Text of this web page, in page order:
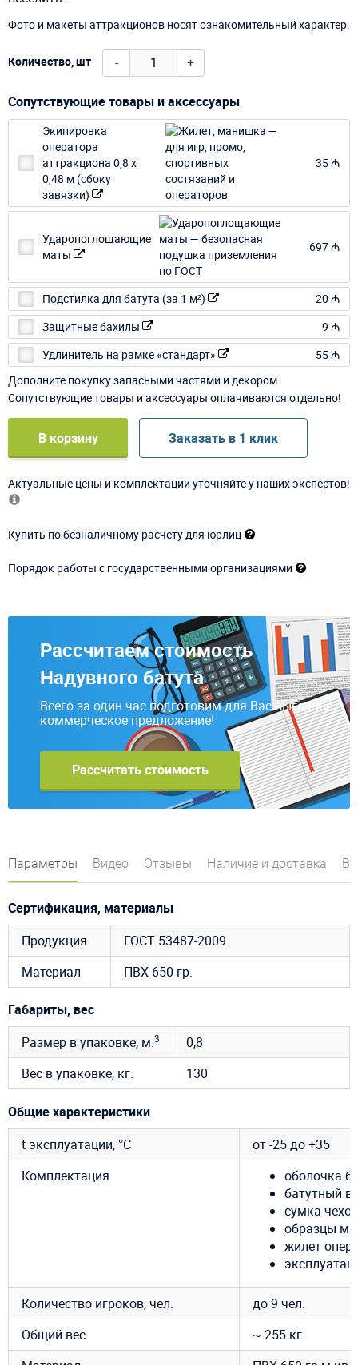
Фото и макеты аттракционов носят ознакомительный характер.
Количество, шт - +
Сопутствующие товары и аксессуары
Экипировка
оператора
аттракциона 0,8 х
0,48 м (сбоку
завязки)
35 ₼
Ударопоглощающие
маты
697 ₼
Подстилка для батута (за 1 м²)
20 ₼
Защитные бахилы
9 ₼
Удлинитель на рамке «стандарт»
55 ₼
Дополните покупку запасными частями и декором.
Сопутствующие товары и аксессуары оплачиваются отдельно!
В корзину Заказать в 1 клик
Актуальные цены и комплектации уточняйте у наших экспертов!
Купить по безналичному расчету для юрлиц
Порядок работы с государственными организациями
Рассчитаем стоимость
Надувного батута
Всего за один час подготовим для Вас выгодное
коммерческое предложение!
Рассчитать стоимость
Параметры Видео Отзывы Наличие и доставка
Сертификация, материалы
Продукция
ГОСТ 53487-2009
Материал
ПВХ 650 гр.
Габариты, вес
Размер в упаковке, м.3
0,8
Вес в упаковке, кг.
130
Общие характеристики
t эксплуатации, °C
от -25 до +35
Комплектация
оболочка
батутный
сумка-
образцы
жилет
Количество игроков, чел.
до 9 чел.
Общий вес
~ 255 кг.